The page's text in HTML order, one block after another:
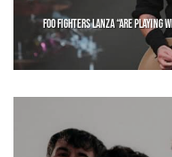
FOO FIGHTERS LANZA “ARE PLAYING